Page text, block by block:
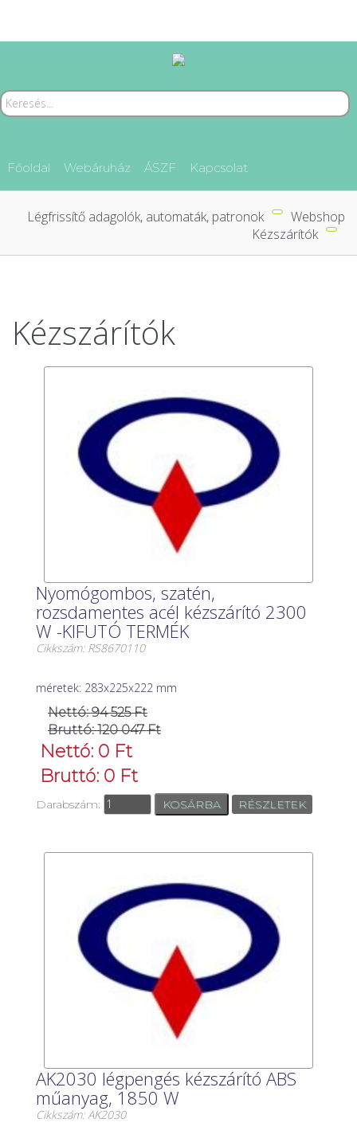
Főoldal Webáruház ÁSZF Kapcsolat
Webshop
Légfrissítő adagolók, automaták, patronok
Kézszárítók
Kézszárítók
Nyomógombos, szatén,
rozsdamentes acél kézszárító 2300
W -KIFUTÓ TERMÉK
Cikkszám: RS8670110
méretek: 283x225x222 mm
Nettó: 94 525 Ft
Bruttó: 120 047 Ft
Nettó: 0 Ft
Bruttó: 0 Ft
Darabszám: RÉSZLETEK
AK2030 légpengés kézszárító ABS
műanyag, 1850 W
Cikkszám: AK2030